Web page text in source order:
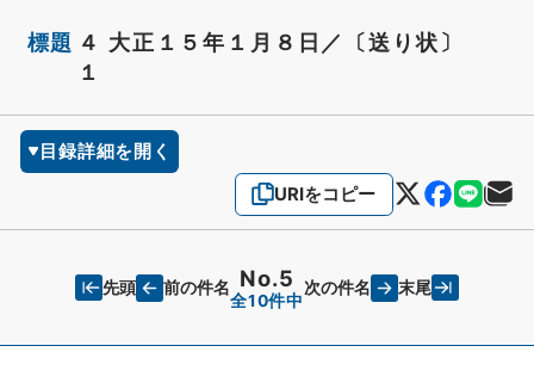
標題 ４ 大正１５年１月８日／〔送り状〕
１
目録詳細を開く
URIをコピー
先頭 前の件名 No.5
全10件中
次の件名 末尾